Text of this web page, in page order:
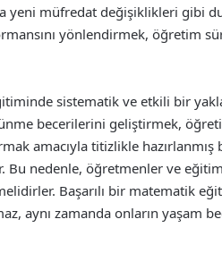
yeni müfredat değişiklikleri gibi
yönlendirmek, öğretim
sistematik ve etkili bir
becerilerini geliştirmek,
amacıyla titizlikle hazırlanmış
nedenle, öğretmenler ve
Başarılı bir matematik
aynı zamanda onların yaşam